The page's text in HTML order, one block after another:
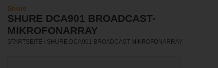
VERTRIEB
Shure
SHURE DCA901 BROADCAST-
MIKROFONARRAY
STARTSEITE / SHURE DCA901 BROADCAST-MIKROFONARRAY